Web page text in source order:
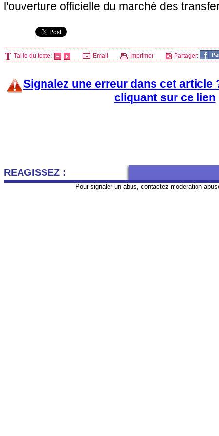
l'ouverture officielle du marché des
Taille du texte: Email Imprimer Partager:
Signalez une erreur dans cet article
cliquant sur ce lien
REAGISSEZ :
Pour signaler un abus, contactez moderation-